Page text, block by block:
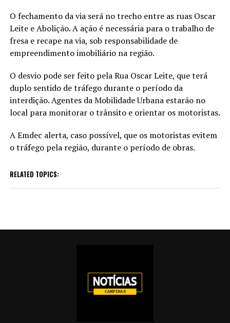
O fechamento da via será no trecho entre as ruas Oscar
Leite e Abolição. A ação é necessária para o trabalho de
fresa e recape na via, sob responsabilidade de
empreendimento imobiliário na região.
O desvio pode ser feito pela Rua Oscar Leite, que terá
duplo sentido de tráfego durante o período da
interdição. Agentes da Mobilidade Urbana estarão no
local para monitorar o trânsito e orientar os motoristas.
A Emdec alerta, caso possível, que os motoristas evitem
o tráfego pela região, durante o período de obras.
RELATED TOPICS: